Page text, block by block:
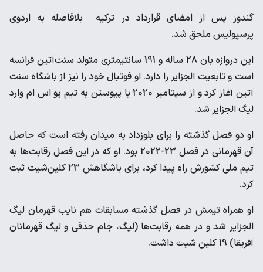
گندوز پس از امضای قرارداد در ترکیه بلافاصله به اردوی
پرسپولیس ملحق شد.
این دروازه بان 28 ساله و 191 سانتیمتری متولد سنت‌آتین فرانسه
است و تابعیت الجزایر را دارد. او فوتبال خود را نیز از باشگاه سنت
آتین آغاز کرد و از سپتامبر 2020 با پیوستن به تیم یو اس ام وارد
لیگ الجزایر شد.
او دو فصل گذشته را برای بلوزداد به میدان رفته است که حاصل
آن قهرمانی در فصل 23-2022 بود. او که در این فصل رقابت‌ها به
تیم ملی کشورش راه پیدا کرد، برای باشگاهش 23 کلین‌شیت ثبت
کرد.
او همراه تیمش در فصل گذشته مسابقات هم نایب قهرمان لیگ
الجزایر شد و در همه رقابت‌ها (لیگ، جام حذفی و لیگ قهرمانان
آفریقا) 19 کلین شیت داشت.